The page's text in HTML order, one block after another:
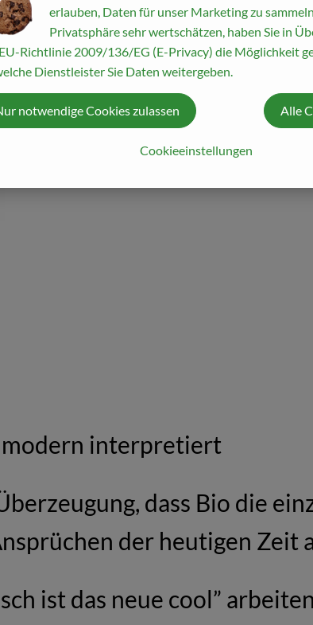
modern interpretiert
dass Bio die
der heutigen Zeit
ist das neue cool”
erlauben, Daten für unser Marketing zu
Privatsphäre sehr wertschätzen, haben Sie in
Richtlinie 2009/136/EG (E-Privacy) die Möglichkeit
Dienstleister Sie Daten weitergeben.
Cookieeinstellungen
notwendige Cookies zulassen Alle